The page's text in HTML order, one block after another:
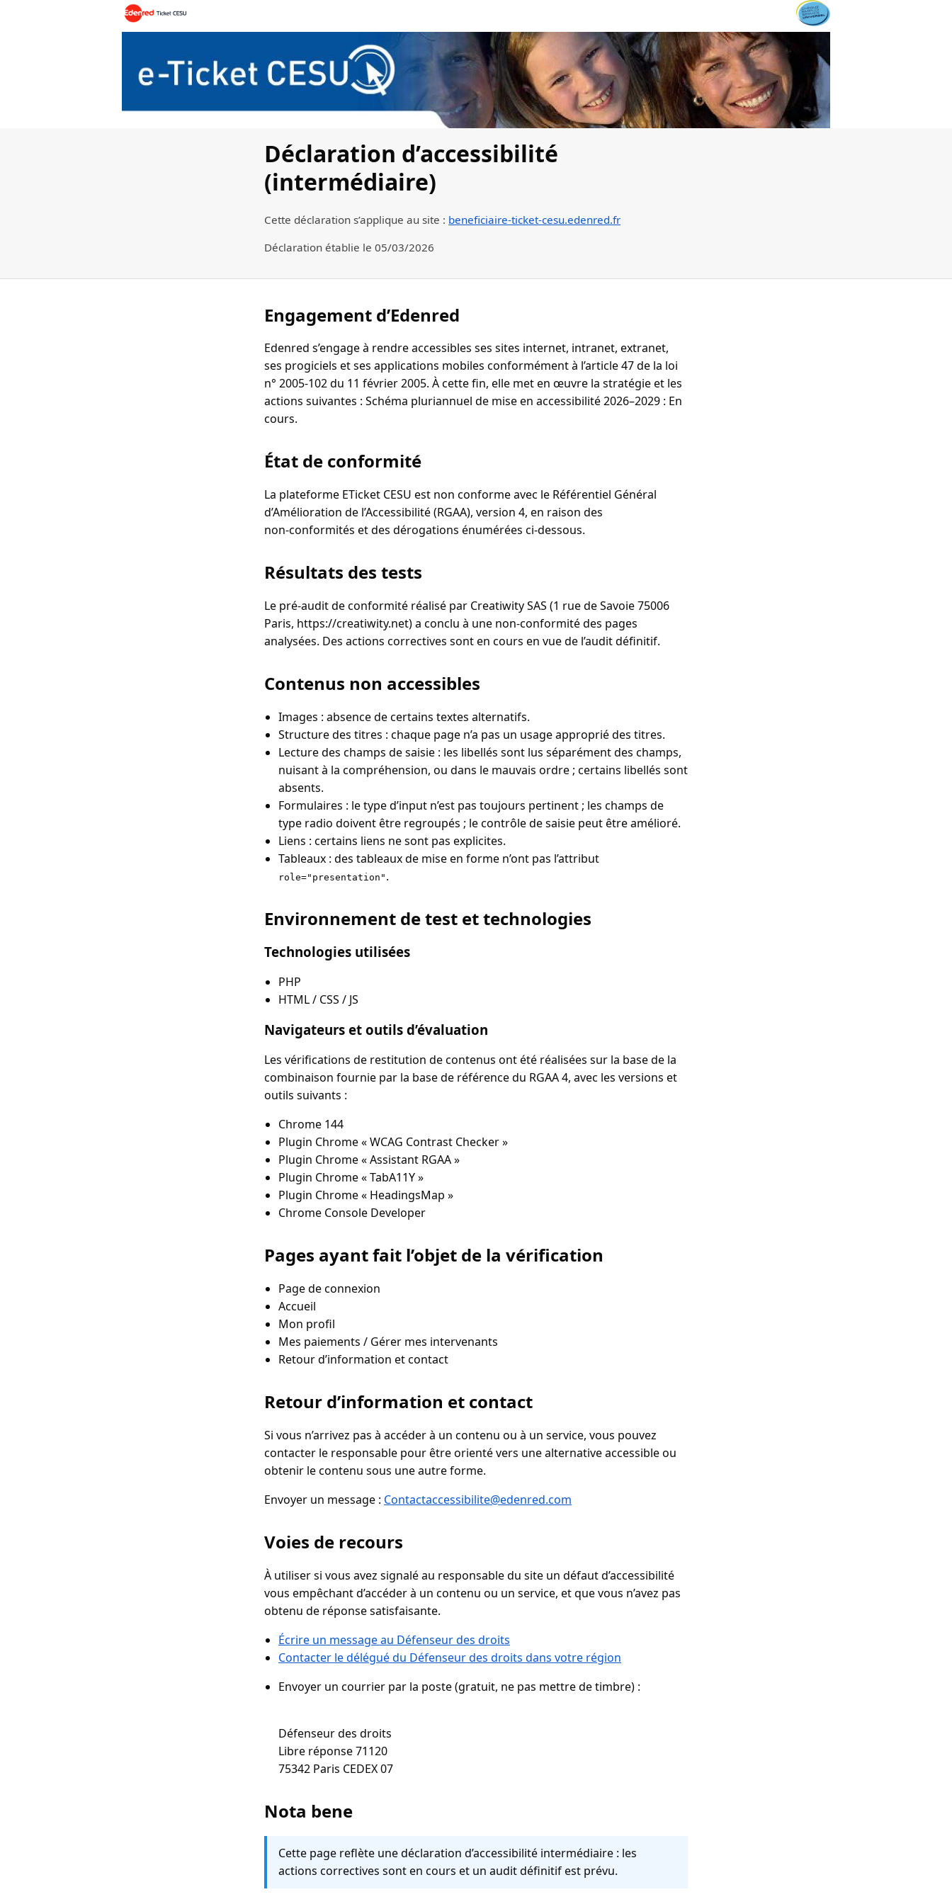
Déclaration d’accessibilité
(intermédiaire)
Cette déclaration s’applique au site : beneficiaire-ticket-cesu.edenred.fr
Déclaration établie le 05/03/2026
Engagement d’Edenred
Edenred s’engage à rendre accessibles ses sites internet, intranet, extranet,
ses progiciels et ses applications mobiles conformément à l’article 47 de la loi
n° 2005-102 du 11 février 2005. À cette fin, elle met en œuvre la stratégie et les
actions suivantes : Schéma pluriannuel de mise en accessibilité 2026–2029 : En
cours.
État de conformité
La plateforme ETicket CESU est non conforme avec le Référentiel Général
d’Amélioration de l’Accessibilité (RGAA), version 4, en raison des
non‑conformités et des dérogations énumérées ci‑dessous.
Résultats des tests
Le pré‑audit de conformité réalisé par Creatiwity SAS (1 rue de Savoie 75006
Paris, https://creatiwity.net) a conclu à une non‑conformité des pages
analysées. Des actions correctives sont en cours en vue de l’audit définitif.
Contenus non accessibles
Images : absence de certains textes alternatifs.
Structure des titres : chaque page n’a pas un usage approprié des titres.
Lecture des champs de saisie : les libellés sont lus séparément des champs,
nuisant à la compréhension, ou dans le mauvais ordre ; certains libellés sont
absents.
Formulaires : le type d’input n’est pas toujours pertinent ; les champs de
type radio doivent être regroupés ; le contrôle de saisie peut être amélioré.
Liens : certains liens ne sont pas explicites.
Tableaux : des tableaux de mise en forme n’ont pas l’attribut
role="presentation" .
Environnement de test et technologies
Technologies utilisées
PHP
HTML / CSS / JS
Navigateurs et outils d’évaluation
Les vérifications de restitution de contenus ont été réalisées sur la base de la
combinaison fournie par la base de référence du RGAA 4, avec les versions et
outils suivants :
Chrome 144
Plugin Chrome « WCAG Contrast Checker »
Plugin Chrome « Assistant RGAA »
Plugin Chrome « TabA11Y »
Plugin Chrome « HeadingsMap »
Chrome Console Developer
Pages ayant fait l’objet de la vérification
Page de connexion
Accueil
Mon profil
Mes paiements / Gérer mes intervenants
Retour d’information et contact
Retour d’information et contact
Si vous n’arrivez pas à accéder à un contenu ou à un service, vous pouvez
contacter le responsable pour être orienté vers une alternative accessible ou
obtenir le contenu sous une autre forme.
Envoyer un message : Contactaccessibilite@edenred.com
Voies de recours
À utiliser si vous avez signalé au responsable du site un défaut d’accessibilité
vous empêchant d’accéder à un contenu ou un service, et que vous n’avez pas
obtenu de réponse satisfaisante.
Écrire un message au Défenseur des droits
Contacter le délégué du Défenseur des droits dans votre région
Envoyer un courrier par la poste (gratuit, ne pas mettre de timbre) :
Défenseur des droits
Libre réponse 71120
Nota bene
Cette page reflète une déclaration d’accessibilité intermédiaire : les
actions correctives sont en cours et un audit définitif est prévu.